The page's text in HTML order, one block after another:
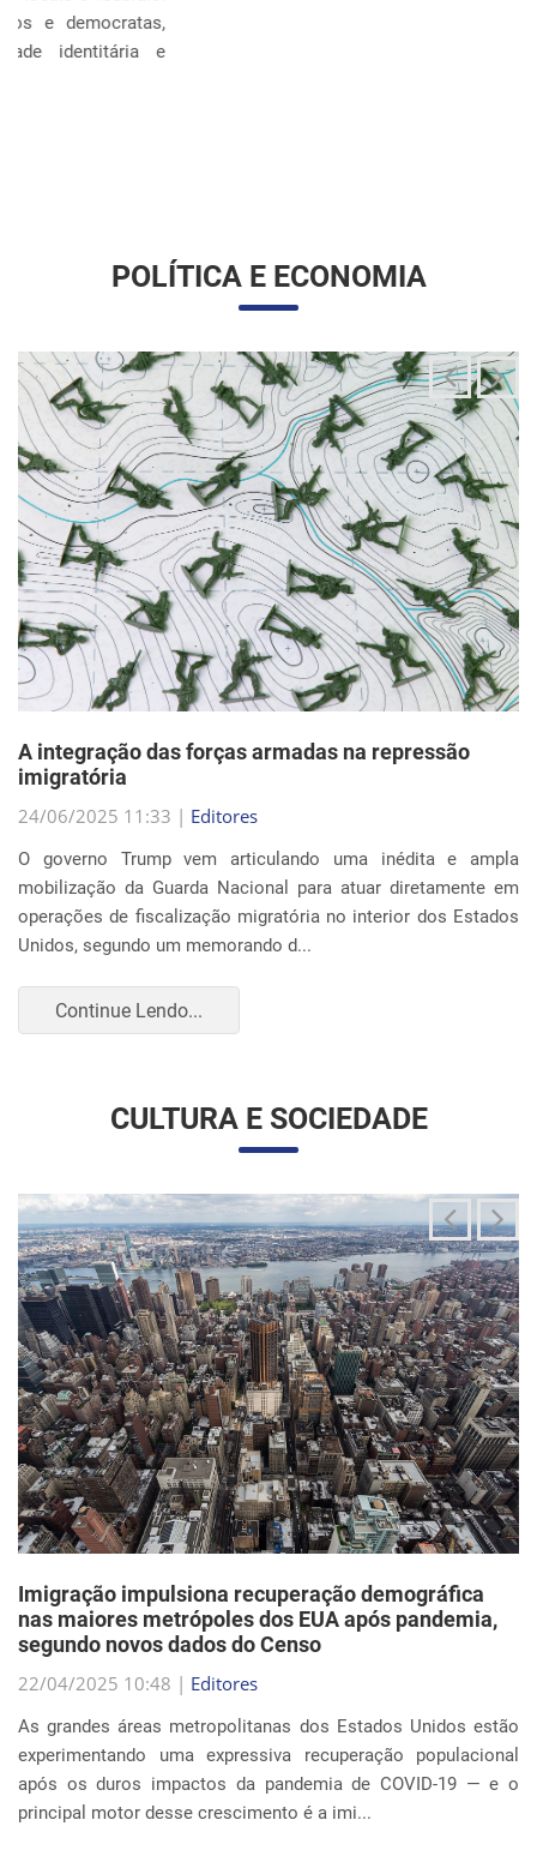
POLÍTICA E ECONOMIA
A integração das forças armadas na repressão
imigratória
24/06/2025 11:33 |Editores
O governo Trump vem articulando uma inédita e ampla
mobilização da Guarda Nacional para atuar diretamente em
operações de fiscalização migratória no interior dos Estados
Continue Lendo...
CULTURA E SOCIEDADE
Imigração impulsiona recuperação demográfica
nas maiores metrópoles dos EUA após pandemia,
segundo novos dados do Censo
22/04/2025 10:48 |Editores
As grandes áreas metropolitanas dos Estados Unidos estão
experimentando uma expressiva recuperação populacional
principal motor desse crescimento é a imi...
EVENTOS